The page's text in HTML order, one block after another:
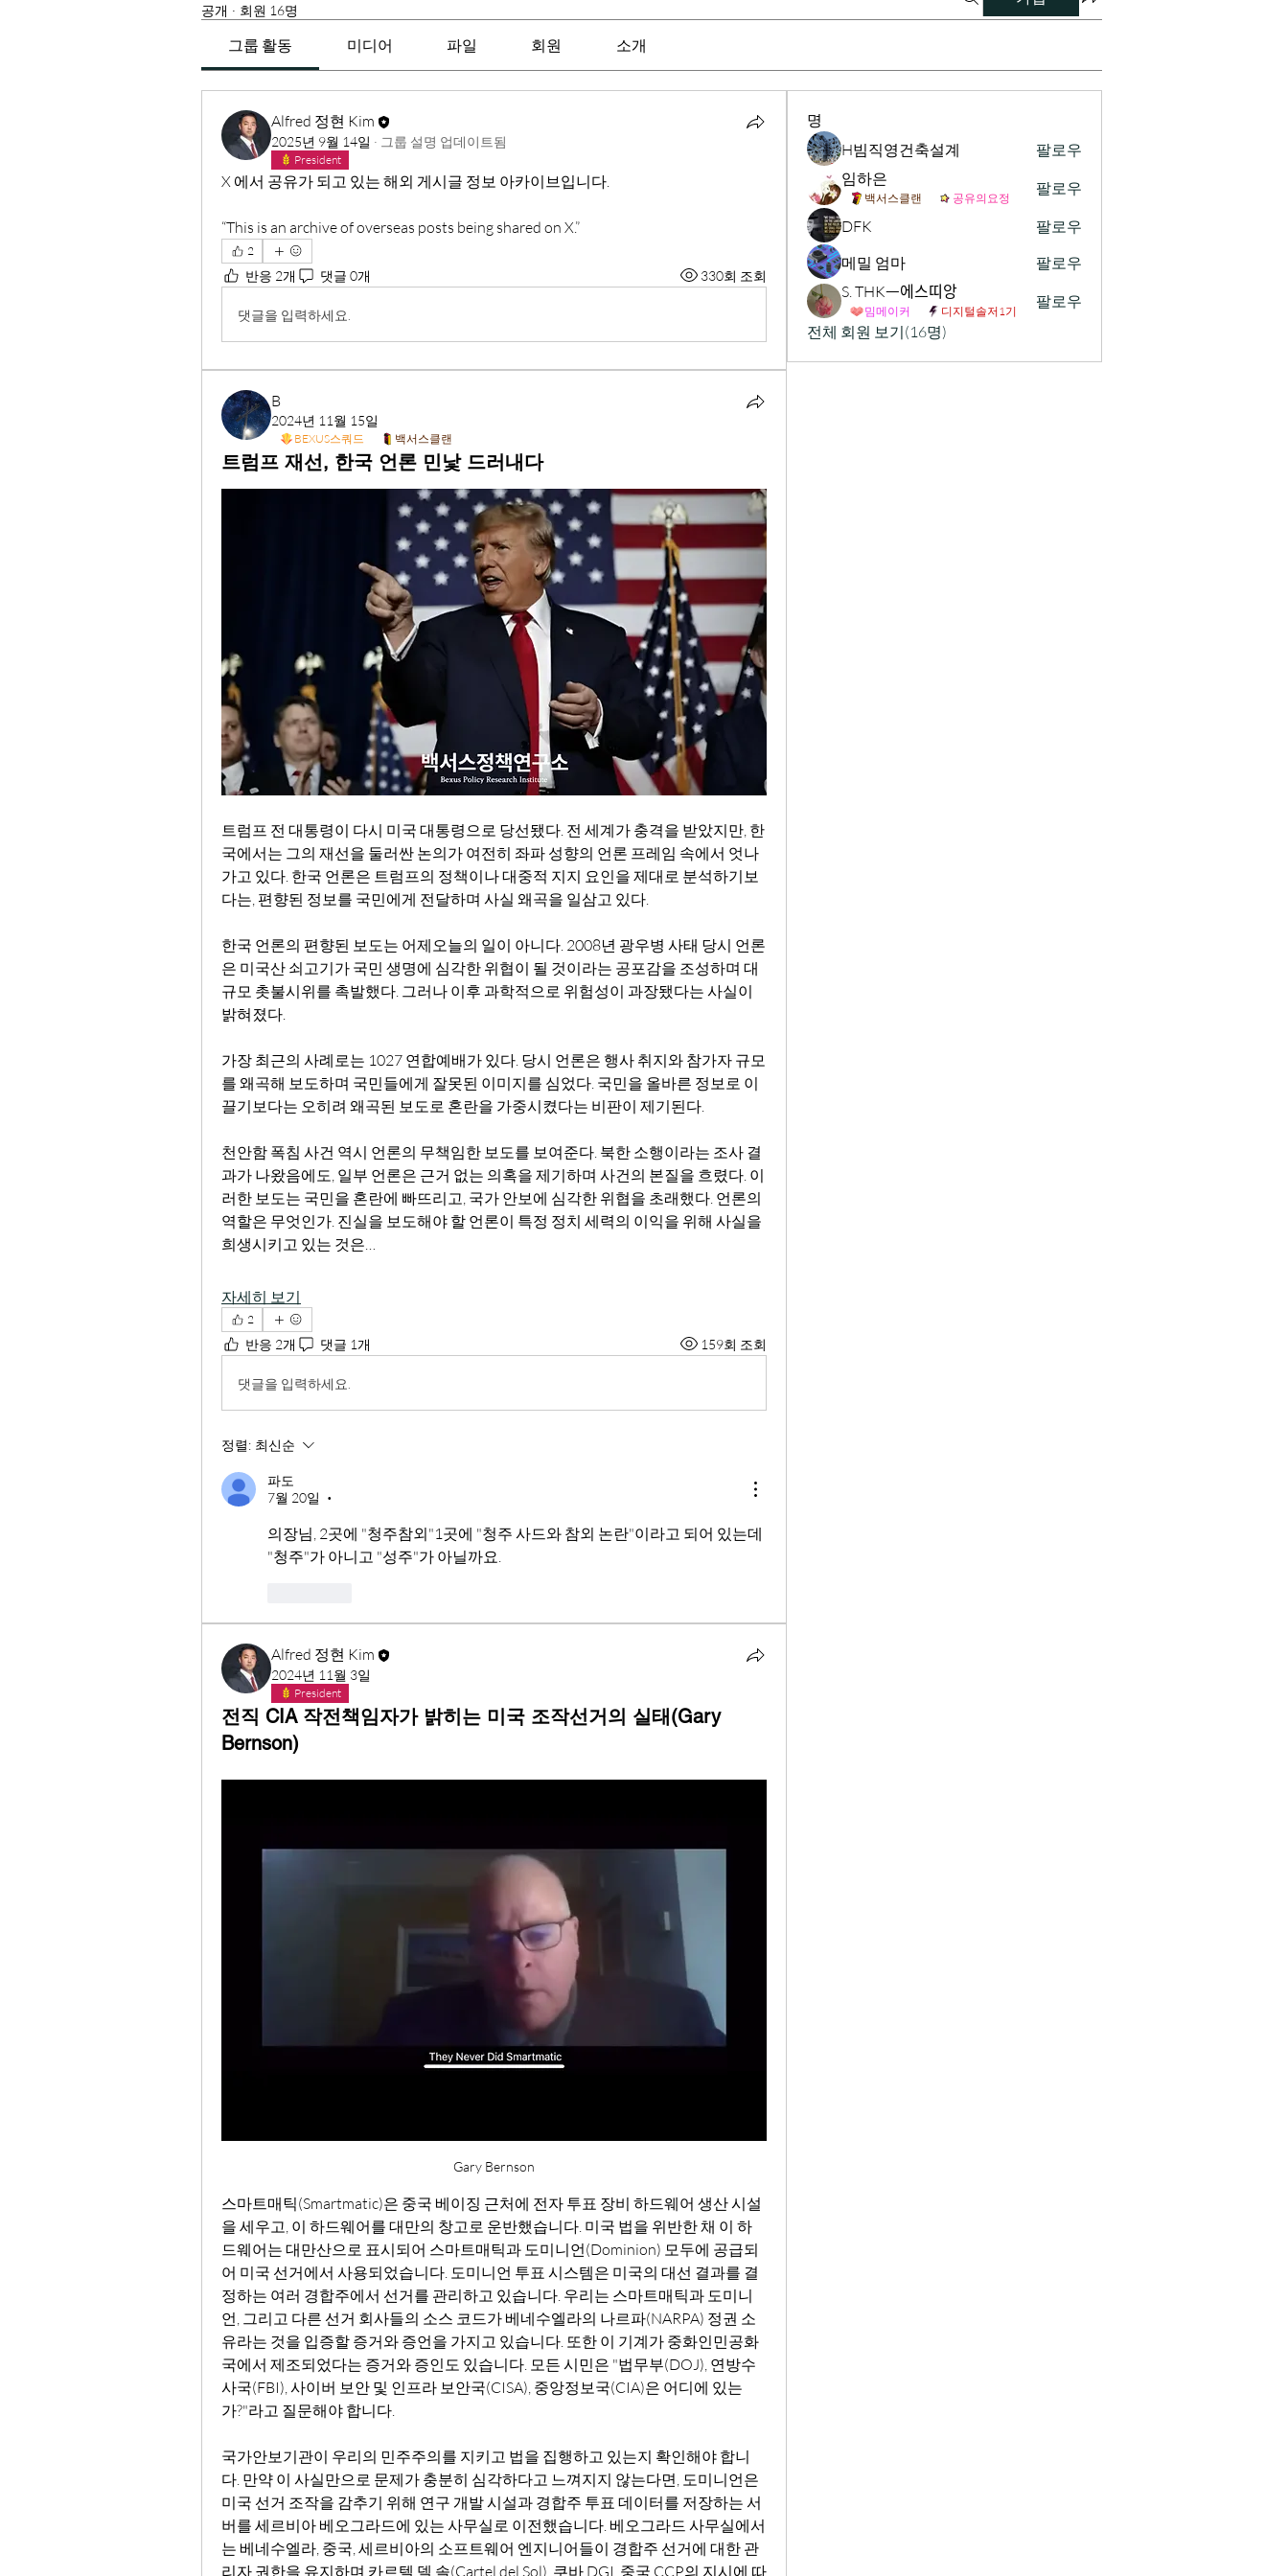
공개 · 회원 16명
그룹 활동 미디어 파일 회원 소개
Alfred 정현 Kim
2025년 9월 14일 · 그룹 설명 업데이트됨
President
X 에서 공유가 되고 있는 해외 게시글 정보 아카이브입니다.
“This is an archive of overseas posts being shared on X.”
2
반응 2개 댓글 0개 330회 조회
댓글을 입력하세요.
B
2024년 11월 15일
BEXUS스쿼드 백서스클랜
트럼프 재선, 한국 언론 민낯 드러내다
트럼프 전 대통령이 다시 미국 대통령으로 당선됐다. 전 세계가 충격을 받았지만, 한
국에서는 그의 재선을 둘러싼 논의가 여전히 좌파 성향의 언론 프레임 속에서 엇나
가고 있다. 한국 언론은 트럼프의 정책이나 대중적 지지 요인을 제대로 분석하기보
다는, 편향된 정보를 국민에게 전달하며 사실 왜곡을 일삼고 있다.
한국 언론의 편향된 보도는 어제오늘의 일이 아니다. 2008년 광우병 사태 당시 언론
은 미국산 쇠고기가 국민 생명에 심각한 위협이 될 것이라는 공포감을 조성하며 대
규모 촛불시위를 촉발했다. 그러나 이후 과학적으로 위험성이 과장됐다는 사실이
밝혀졌다.
가장 최근의 사례로는 1027 연합예배가 있다. 당시 언론은 행사 취지와 참가자 규모
를 왜곡해 보도하며 국민들에게 잘못된 이미지를 심었다. 국민을 올바른 정보로 이
끌기보다는 오히려 왜곡된 보도로 혼란을 가중시켰다는 비판이 제기된다.
천안함 폭침 사건 역시 언론의 무책임한 보도를 보여준다. 북한 소행이라는 조사 결
과가 나왔음에도, 일부 언론은 근거 없는 의혹을 제기하며 사건의 본질을 흐렸다. 이
러한 보도는 국민을 혼란에 빠뜨리고, 국가 안보에 심각한 위협을 초래했다. 언론의
역할은 무엇인가. 진실을 보도해야 할 언론이 특정 정치 세력의 이익을 위해 사실을
희생시키고 있는 것은…
자세히 보기
2
반응 2개 댓글 1개 159회 조회
댓글을 입력하세요.
정렬: 최신순
파도
7월 20일
•
의장님, 2곳에 "청주참외"1곳에 "청주 사드와 참외 논란"이라고 되어 있는데
"청주"가 아니고 "성주"가 아닐까요.
Alfred 정현 Kim
2024년 11월 3일
President
전직 CIA 작전책임자가 밝히는 미국 조작선거의 실태(Gary
Bernson)
Gary Bernson
스마트매틱(Smartmatic)은 중국 베이징 근처에 전자 투표 장비 하드웨어 생산 시설
을 세우고, 이 하드웨어를 대만의 창고로 운반했습니다. 미국 법을 위반한 채 이 하
드웨어는 대만산으로 표시되어 스마트매틱과 도미니언(Dominion) 모두에 공급되
어 미국 선거에서 사용되었습니다. 도미니언 투표 시스템은 미국의 대선 결과를 결
정하는 여러 경합주에서 선거를 관리하고 있습니다. 우리는 스마트매틱과 도미니
언, 그리고 다른 선거 회사들의 소스 코드가 베네수엘라의 나르파(NARPA) 정권 소
유라는 것을 입증할 증거와 증언을 가지고 있습니다. 또한 이 기계가 중화인민공화
국에서 제조되었다는 증거와 증인도 있습니다. 모든 시민은 "법무부(DOJ), 연방수
사국(FBI), 사이버 보안 및 인프라 보안국(CISA), 중앙정보국(CIA)은 어디에 있는
가?"라고 질문해야 합니다.
국가안보기관이 우리의 민주주의를 지키고 법을 집행하고 있는지 확인해야 합니
다. 만약 이 사실만으로 문제가 충분히 심각하다고 느껴지지 않는다면, 도미니언은
미국 선거 조작을 감추기 위해 연구 개발 시설과 경합주 투표 데이터를 저장하는 서
버를 세르비아 베오그라드에 있는 사무실로 이전했습니다. 베오그라드 사무실에서
는 베네수엘라, 중국, 세르비아의 소프트웨어 엔지니어들이 경합주 선거에 대한 관
리자 권한을 유지하며 카르텔 델 솔(Cartel del Sol), 쿠바 DGI, 중국 CCP의 지시에 따
명
H빔직영건축설계
팔로우
임하은
백서스클랜 공유의요정
팔로우
DFK
팔로우
메밀 엄마
팔로우
S. THKᅳ에스띠앙
밈메이커 디지털솔저1기
팔로우
전체 회원 보기(16명)